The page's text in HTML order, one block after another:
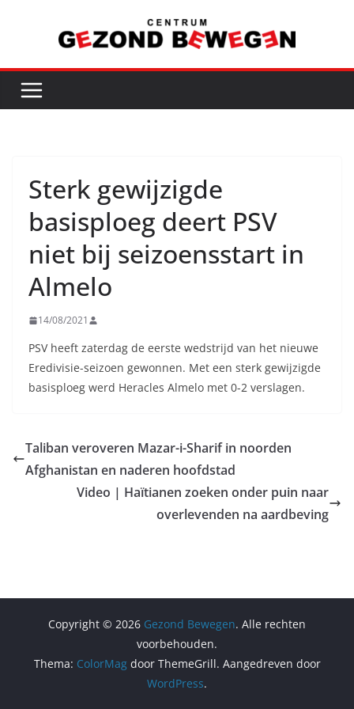
inhoud
Sterk gewijzigde
basisploeg deert PSV
niet bij seizoensstart in
Almelo
14/08/2021
PSV heeft zaterdag de eerste wedstrijd van het nieuwe
Eredivisie-seizoen gewonnen. Met een sterk gewijzigde
basisploeg werd Heracles Almelo met 0-2 verslagen.
Taliban veroveren Mazar-i-Sharif in noorden
Afghanistan en naderen hoofdstad
Video | Haïtianen zoeken onder puin naar
overlevenden na aardbeving
Copyright © 2026 Gezond Bewegen. Alle rechten
voorbehouden.
Thema: ColorMagdoor ThemeGrill. Aangedreven door
WordPress.